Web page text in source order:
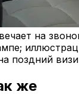
на
поздний
же